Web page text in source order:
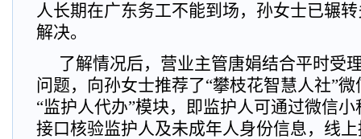
人长期在广东务工不能到场，孙女士已辗
解决。
了解情况后，营业主管唐娟结合平时受
问题，向孙女士推荐了“攀枝花智慧人社”
“监护人代办”模块，即监护人可通过微信
接口核验监护人及未成年人身份信息，线